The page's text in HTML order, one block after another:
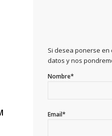
Si desea ponerse
datos y nos
Nombre*
Email*